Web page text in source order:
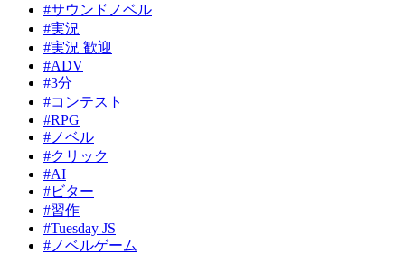
#サウンドノベル
#実況
#実況 歓迎
#ADV
#3分
#コンテスト
#RPG
#ノベル
#クリック
#AI
#ビター
#習作
#Tuesday JS
#ノベルゲーム